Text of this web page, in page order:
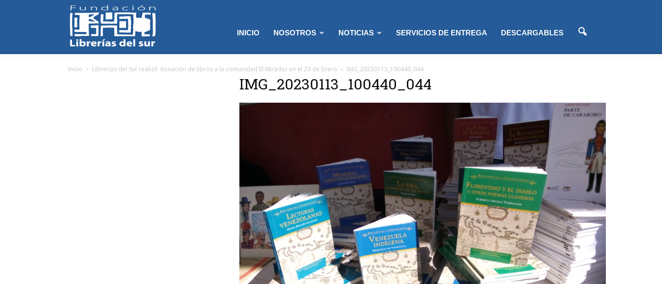
INICIO NOSOTROS NOTICIAS SERVICIOS DE ENTREGA DESCARGABLES
Inicio Librerías del Sur realizó donación de libros a la comunidad El Mirador en el 23 de Enero IMG_20230113_100440_044
IMG_20230113_100440_044